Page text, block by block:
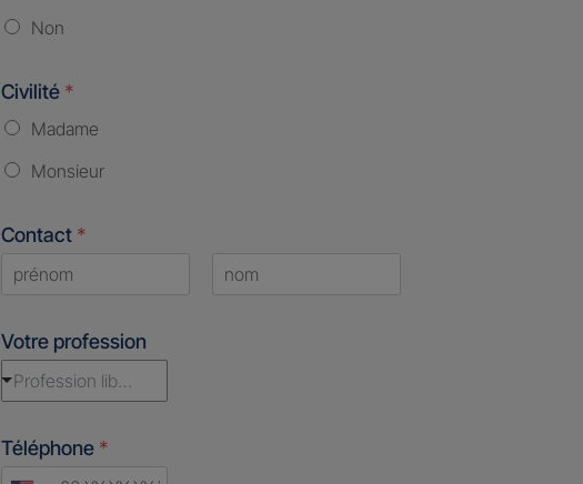
Non
Civilité *
Madame
Monsieur
Contact *
Votre profession
Profession libérale
Téléphone *